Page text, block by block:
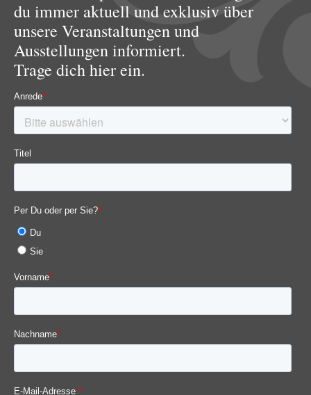
du immer aktuell und exklusiv über
unsere Veranstaltungen und
Ausstellungen informiert.
Trage dich hier ein.